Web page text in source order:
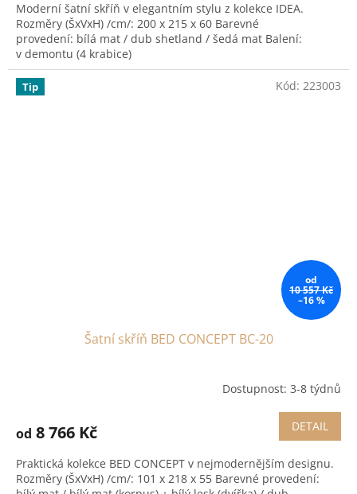
Moderní šatní skříň v elegantním stylu z kolekce IDEA.
Rozměry (ŠxVxH) /cm/: 200 x 215 x 60 Barevné
provedení: bílá mat / dub shetland / šedá mat Balení:
v demontu (4 krabice)
Tip
od
10 557 Kč
–16 %
Šatní skříň BED CONCEPT BC-20
Dostupnost: 3-8 týdnů
od 8 766 Kč DETAIL
Praktická kolekce BED CONCEPT v nejmodernějším designu.
Rozměry (ŠxVxH) /cm/: 101 x 218 x 55 Barevné provedení:
Kód: 223003